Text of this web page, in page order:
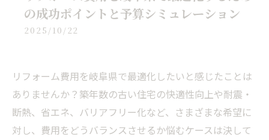
の成功ポイントと予算シミュレーション
2025/10/22
リフォーム費用を岐阜県で最適化したいと感じたことは
ありませんか？築年数の古い住宅の快適性向上や耐震・
断熱、省エネ、バリアフリー化など、さまざまな希望に
対し、費用をどうバランスさせるか悩むケースは決して